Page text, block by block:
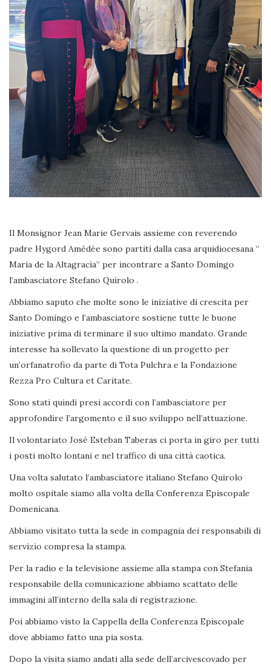
Il Monsignor Jean Marie Gervais assieme con reverendo
padre Hygord Amédée sono partiti dalla casa arquidiocesana “
Maria de la Altagracia” per incontrare a Santo Domingo
l’ambasciatore Stefano Quirolo .
Abbiamo saputo che molte sono le iniziative di crescita per
Santo Domingo e l’ambasciatore sostiene tutte le buone
iniziative prima di terminare il suo ultimo mandato. Grande
interesse ha sollevato la questione di un progetto per
un’orfanatrofio da parte di Tota Pulchra e la Fondazione
Rezza Pro Cultura et Caritate.
Sono stati quindi presi accordi con l’ambasciatore per
approfondire l’argomento e il suo sviluppo nell’attuazione.
Il volontariato José Esteban Taberas ci porta in giro per tutti
i posti molto lontani e nel traffico di una città caotica.
Una volta salutato l’ambasciatore italiano Stefano Quirolo
molto ospitale siamo alla volta della Conferenza Episcopale
Domenicana.
Abbiamo visitato tutta la sede in compagnia dei responsabili di
servizio compresa la stampa.
Per la radio e la televisione assieme alla stampa con Stefania
responsabile della comunicazione abbiamo scattato delle
immagini all’interno della sala di registrazione.
Poi abbiamo visto la Cappella della Conferenza Episcopale
dove abbiamo fatto una pia sosta.
Dopo la visita siamo andati alla sede dell’arcivescovado per